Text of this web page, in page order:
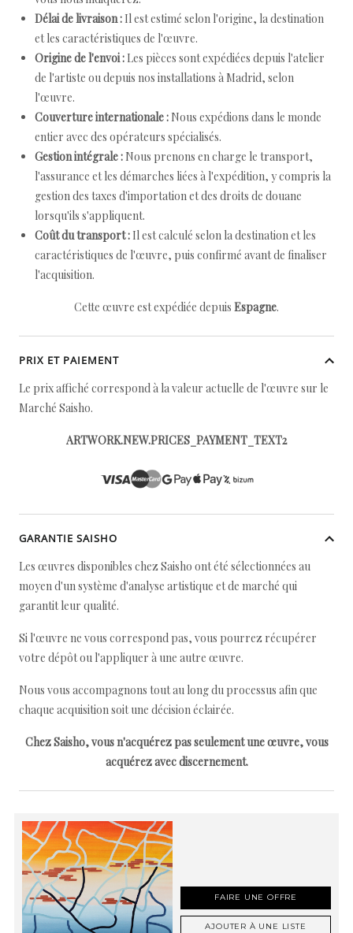
Délai de livraison : Il est estimé selon l'origine, la destination
et les caractéristiques de l'œuvre.
Origine de l'envoi : Les pièces sont expédiées depuis l'atelier
de l'artiste ou depuis nos installations à Madrid, selon
l'œuvre.
Couverture internationale : Nous expédions dans le monde
entier avec des opérateurs spécialisés.
Gestion intégrale : Nous prenons en charge le transport,
l'assurance et les démarches liées à l'expédition, y compris la
gestion des taxes d'importation et des droits de douane
lorsqu'ils s'appliquent.
Coût du transport : Il est calculé selon la destination et les
caractéristiques de l'œuvre, puis confirmé avant de finaliser
l'acquisition.
Cette œuvre est expédiée depuis Espagne.
PRIX ET PAIEMENT
Le prix affiché correspond à la valeur actuelle de l'œuvre sur le
Marché Saisho.
ARTWORK.NEW.PRICES_PAYMENT_TEXT2
GARANTIE SAISHO
Les œuvres disponibles chez Saisho ont été sélectionnées au
moyen d'un système d'analyse artistique et de marché qui
garantit leur qualité.
Si l'œuvre ne vous correspond pas, vous pourrez récupérer
votre dépôt ou l'appliquer à une autre œuvre.
Nous vous accompagnons tout au long du processus afin que
chaque acquisition soit une décision éclairée.
Chez Saisho, vous n'acquérez pas seulement une œuvre, vous
acquérez avec discernement.
FAIRE UNE OFFRE
AJOUTER À UNE LISTE